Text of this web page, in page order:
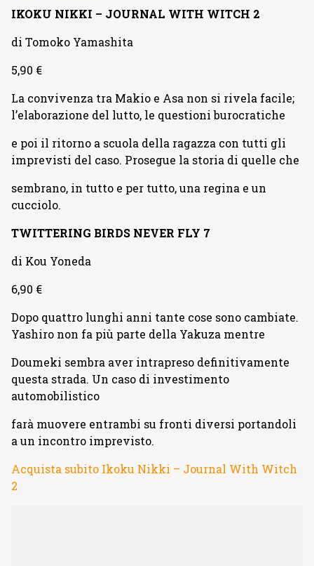
IKOKU NIKKI – JOURNAL WITH WITCH 2
di Tomoko Yamashita
5,90 €
La convivenza tra Makio e Asa non si rivela facile;
l’elaborazione del lutto, le questioni burocratiche
e poi il ritorno a scuola della ragazza con tutti gli
imprevisti del caso. Prosegue la storia di quelle che
sembrano, in tutto e per tutto, una regina e un
cucciolo.
TWITTERING BIRDS NEVER FLY 7
di Kou Yoneda
6,90 €
Dopo quattro lunghi anni tante cose sono cambiate.
Yashiro non fa più parte della Yakuza mentre
Doumeki sembra aver intrapreso definitivamente
questa strada. Un caso di investimento
automobilistico
farà muovere entrambi su fronti diversi portandoli
a un incontro imprevisto.
Acquista subito Ikoku Nikki – Journal With Witch
2